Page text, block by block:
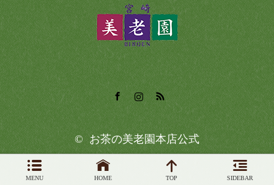
FacebookInstagramRSS
MENU HOME TOP SIDEBAR
©お茶の美老園本店公式